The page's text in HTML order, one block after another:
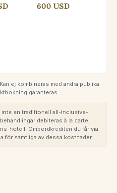
600 USD
ej kombineras med andra publika
garanteras.
inte en traditionell all-inclusive-
debiteras à la carte,
hotell. Ombordkrediten du får via
för samtliga av dessa kostnader.